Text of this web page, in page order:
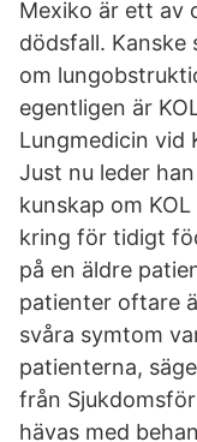
Mexiko är ett av
dödsfall. Kanske
om
egentligen är
Lungmedicin vid
Just nu leder
kunskap om
kring för tidigt
på en äldre
patienter oftare
svåra symtom
patienterna,
från
hävas med